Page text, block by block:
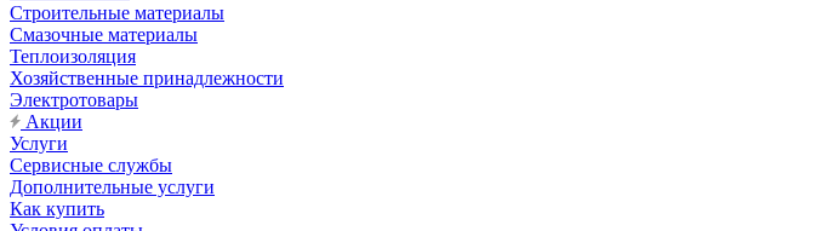
Строительные материалы
Смазочные материалы
Теплоизоляция
Хозяйственные принадлежности
Электротовары
Акции
Услуги
Сервисные службы
Дополнительные услуги
Как купить